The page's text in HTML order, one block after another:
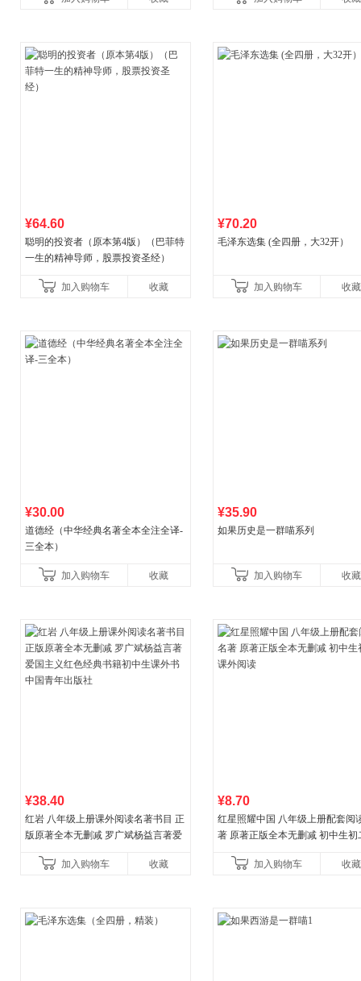
¥64.60
聪明的投资者（原本第4版）（巴菲特
一生的精神导师，股票投资圣经）
加入购物车 收藏
¥70.20
毛泽东选集 (全四册，大32开）
加入购物车 收藏
¥30.00
道德经（中华经典名著全本全注全译-
三全本）
加入购物车 收藏
¥35.90
如果历史是一群喵系列
加入购物车 收藏
¥38.40
红岩 八年级上册课外阅读名著书目 正
版原著全本无删减 罗广斌杨益言著爱
国青年出版社加入购物车 收藏
¥8.70
红星照耀中国 八年级上册配套阅
著 原著正版全本无删减 初中生初
加入购物车
收藏